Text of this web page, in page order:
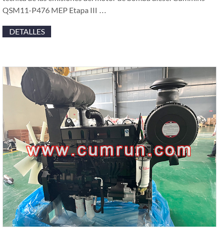
QSM11-P476 MEP Etapa III …
DETALLES